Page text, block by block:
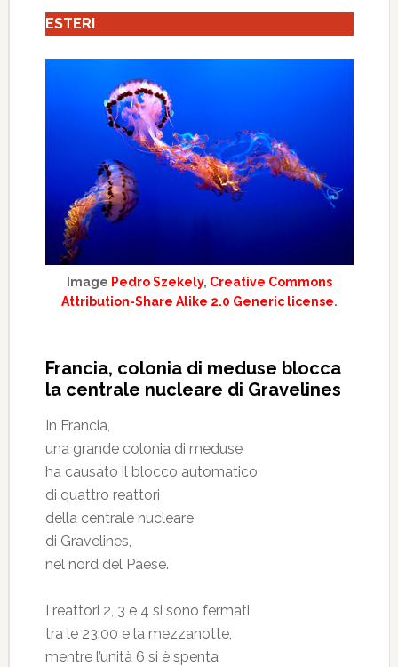
ESTERI
Image Pedro Szekely, Creative Commons
Attribution-Share Alike 2.0 Generic license.
Francia, colonia di meduse blocca
la centrale nucleare di Gravelines
In Francia,
una grande colonia di meduse
ha causato il blocco automatico
di quattro reattori
della centrale nucleare
di Gravelines,
nel nord del Paese.
I reattori 2, 3 e 4 si sono fermati
tra le 23:00 e la mezzanotte,
mentre l’unità 6 si è spenta